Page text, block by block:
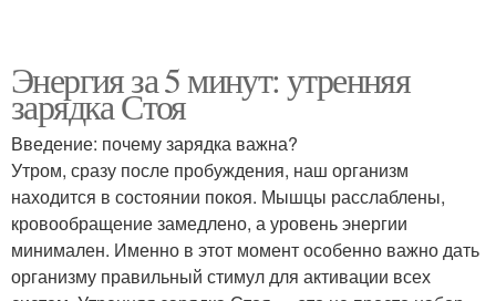
Энергия за 5 минут: утренняя
зарядка Стоя
Введение: почему зарядка важна?
Утром, сразу после пробуждения, наш организм
находится в состоянии покоя. Мышцы расслаблены,
кровообращение замедлено, а уровень энергии
минимален. Именно в этот момент особенно важно дать
организму правильный стимул для активации всех